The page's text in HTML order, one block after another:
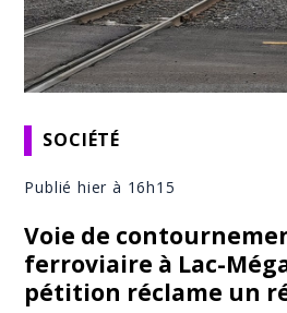
SOCIÉTÉ
Publié hier à 16h15
Voie de
ferroviaire à Lac-
pétition réclame un